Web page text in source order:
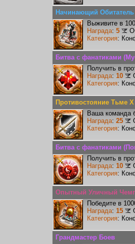
Начинающий
Выживите в
Награда: 5
Категория:
Битва с фанатиками
Получить в
Награда: 10
Категория:
Противостояние Тьме X
Ваша команда
Награда: 25
Категория:
Битва с фанатиками
Получить в
Награда: 10
Категория:
Опытный Уличный
Победите в
Награда: 15
Категория:
Грандмастер Боев